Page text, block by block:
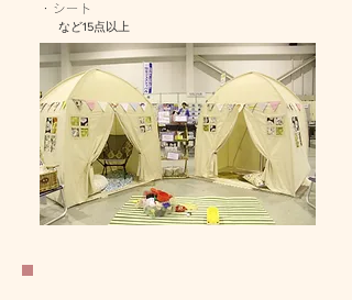
・シー ト
など15点以上